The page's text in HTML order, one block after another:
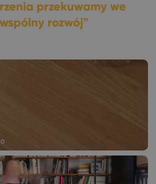
przekuwamy we
wspólny rozwój"